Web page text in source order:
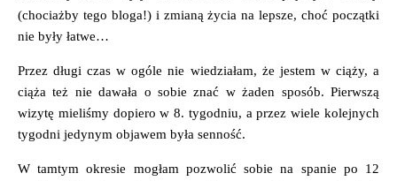
(chociażby tego bloga!) i zmianą życia na lepsze, choć początki
nie były łatwe…
Przez długi czas w ogóle nie wiedziałam, że jestem w ciąży, a
ciąża też nie dawała o sobie znać w żaden sposób. Pierwszą
wizytę mieliśmy dopiero w 8. tygodniu, a przez wiele kolejnych
tygodni jedynym objawem była senność.
W tamtym okresie mogłam pozwolić sobie na spanie po 12